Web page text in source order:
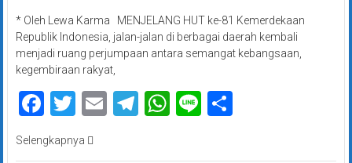
* Oleh Lewa Karma MENJELANG HUT ke-81 Kemerdekaan
Republik Indonesia, jalan-jalan di berbagai daerah kembali
menjadi ruang perjumpaan antara semangat kebangsaan,
kegembiraan rakyat,
Facebook
Twitter
EmailTelegram
WhatsApp
LineShare
Selengkapnya